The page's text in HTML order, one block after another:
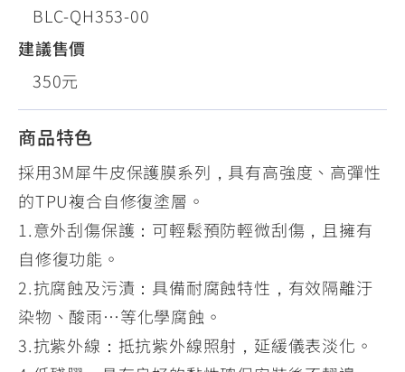
BLC-QH353-00
建議售價
350元
商品特色
採用3M犀牛皮保護膜系列，具有高強度、高彈性
的TPU複合自修復塗層。
1.意外刮傷保護：可輕鬆預防輕微刮傷，且擁有
自修復功能。
2.抗腐蝕及污漬：具備耐腐蝕特性，有效隔離汙
染物、酸雨…等化學腐蝕。
3.抗紫外線：抵抗紫外線照射，延緩儀表淡化。